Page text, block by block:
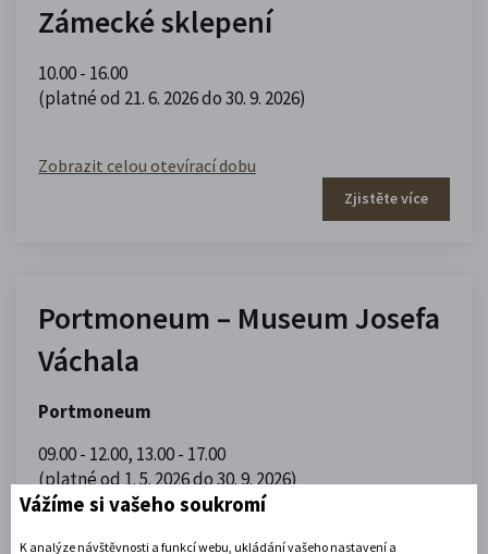
Zámecké sklepení
10.00 - 16.00
(platné od 21. 6. 2026 do 30. 9. 2026)
Zobrazit celou otevírací dobu
Zjistěte více
Portmoneum – Museum Josefa
Váchala
Portmoneum
09.00 - 12.00, 13.00 - 17.00
(platné od 1. 5. 2026 do 30. 9. 2026)
Zobrazit celou otevírací dobu
Vážíme si vašeho soukromí
K analýze návštěvnosti a funkcí webu, ukládání vašeho nastavení a